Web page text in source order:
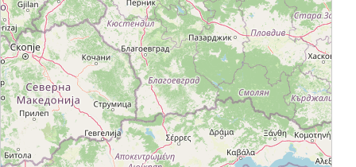
клиенти. Политика на фирмата е
тясната работа предимно с немски и
австрийски известни производители
на мебели, като КОМО разшири
диапазона си от 2010 година със
съвместната си работа с
производители от Франция, Словения